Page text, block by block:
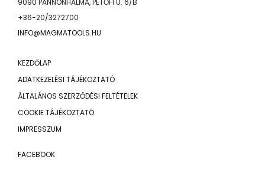
+36-20/3272700
INFO@MAGMATOOLS.HU
KEZDŐLAP
ADATKEZELÉSI TÁJÉKOZTATÓ
ÁLTALÁNOS SZERZŐDÉSI FELTÉTELEK
COOKIE TÁJÉKOZTATÓ
IMPRESSZUM
FACEBOOK